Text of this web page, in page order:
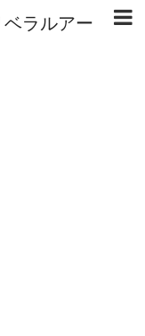
ラルアー